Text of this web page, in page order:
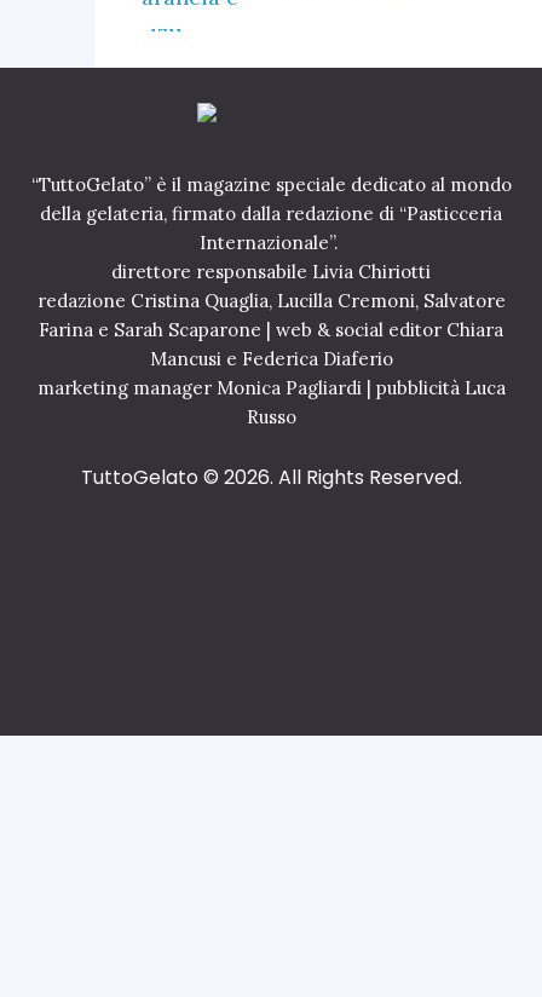
“TuttoGelato” è il magazine speciale dedicato al mondo
della gelateria, firmato dalla redazione di “Pasticceria
Internazionale”.
direttore responsabile Livia Chiriotti
redazione Cristina Quaglia, Lucilla Cremoni, Salvatore
Farina e Sarah Scaparone | web & social editor Chiara
Mancusi e Federica Diaferio
marketing manager Monica Pagliardi | pubblicità Luca
Russo
TuttoGelato © 2026. All Rights Reserved.